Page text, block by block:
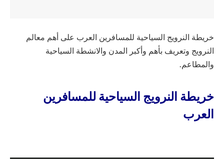
خريطة النرويج السياحية للمسافرين العرب على أهم معالم
النرويج وتعريف بأهم وأكبر المدن والانشطة السياحية
والمطاعم.
خريطة النرويج السياحية للمسافرين
العرب